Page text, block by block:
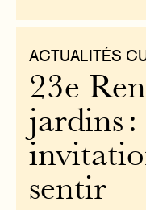
ACTUALITÉS
23e
jardins :
sentir